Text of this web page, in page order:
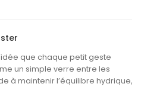
que chaque petit geste
un simple verre entre les
à maintenir l’équilibre hydrique,